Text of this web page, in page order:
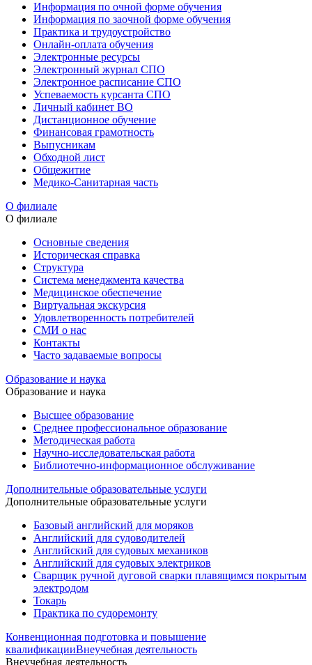
Информация по очной форме обучения
Информация по заочной форме обучения
Практика и трудоустройство
Онлайн-оплата обучения
Электронные ресурсы
Электронный журнал СПО
Электронное расписание СПО
Успеваемость курсанта СПО
Личный кабинет ВО
Дистанционное обучение
Финансовая грамотность
Выпусникам
Обходной лист
Общежитие
Медико-Санитарная часть
О филиале
О филиале
Основные сведения
Историческая справка
Структура
Система менеджмента качества
Медицинское обеспечение
Виртуальная экскурсия
Удовлетворенность потребителей
СМИ о нас
Контакты
Часто задаваемые вопросы
Образование и наука
Образование и наука
Высшее образование
Среднее профессиональное образование
Методическая работа
Научно-исследовательская работа
Библиотечно-информационное обслуживание
Дополнительные образовательные услуги
Дополнительные образовательные услуги
Базовый английский для моряков
Английский для судоводителей
Английский для судовых механиков
Английский для судовых электриков
Cварщик ручной дуговой сварки плавящимся покрытым
электродом
Токарь
Практика по судоремонту
Конвенционная подготовка и повышение
квалификацииВнеучебная деятельность
Внеучебная деятельность